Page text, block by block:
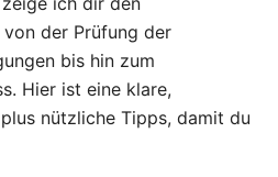
der Prüfung der
bis hin zum
Hier ist eine klare,
nützliche Tipps, damit du